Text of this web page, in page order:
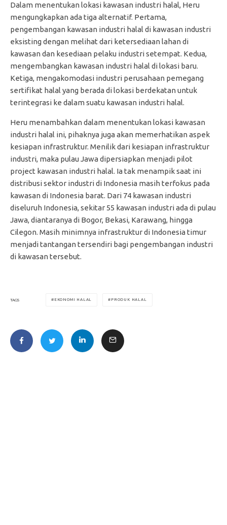
Dalam menentukan lokasi kawasan industri halal, Heru
mengungkapkan ada tiga alternatif. Pertama,
pengembangan kawasan industri halal di kawasan industri
eksisting dengan melihat dari ketersediaan lahan di
kawasan dan kesediaan pelaku industri setempat. Kedua,
mengembangkan kawasan industri halal di lokasi baru.
Ketiga, mengakomodasi industri perusahaan pemegang
sertifikat halal yang berada di lokasi berdekatan untuk
terintegrasi ke dalam suatu kawasan industri halal.
Heru menambahkan dalam menentukan lokasi kawasan
industri halal ini, pihaknya juga akan memerhatikan aspek
kesiapan infrastruktur. Menilik dari kesiapan infrastruktur
industri, maka pulau Jawa dipersiapkan menjadi pilot
project kawasan industri halal. Ia tak menampik saat ini
distribusi sektor industri di Indonesia masih terfokus pada
kawasan di Indonesia barat. Dari 74 kawasan industri
diseluruh Indonesia, sekitar 55 kawasan industri ada di pulau
Jawa, diantaranya di Bogor, Bekasi, Karawang, hingga
Cilegon. Masih minimnya infrastruktur di Indonesia timur
menjadi tantangan tersendiri bagi pengembangan industri
di kawasan tersebut.
TAGS EKONOMI HALAL PRODUK HALAL